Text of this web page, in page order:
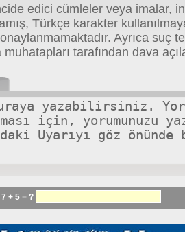
edici cümleler veya imalar,
Türkçe karakter
Ayrıca suç
tarafından dava
7 + 5 = ?